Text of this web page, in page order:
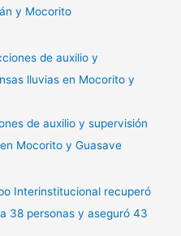
y Mocorito
de auxilio y supervisión
Mocorito y Guasave